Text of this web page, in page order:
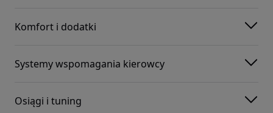
Komfort i dodatki
Systemy wspomagania kierowcy
Osiągi i tuning